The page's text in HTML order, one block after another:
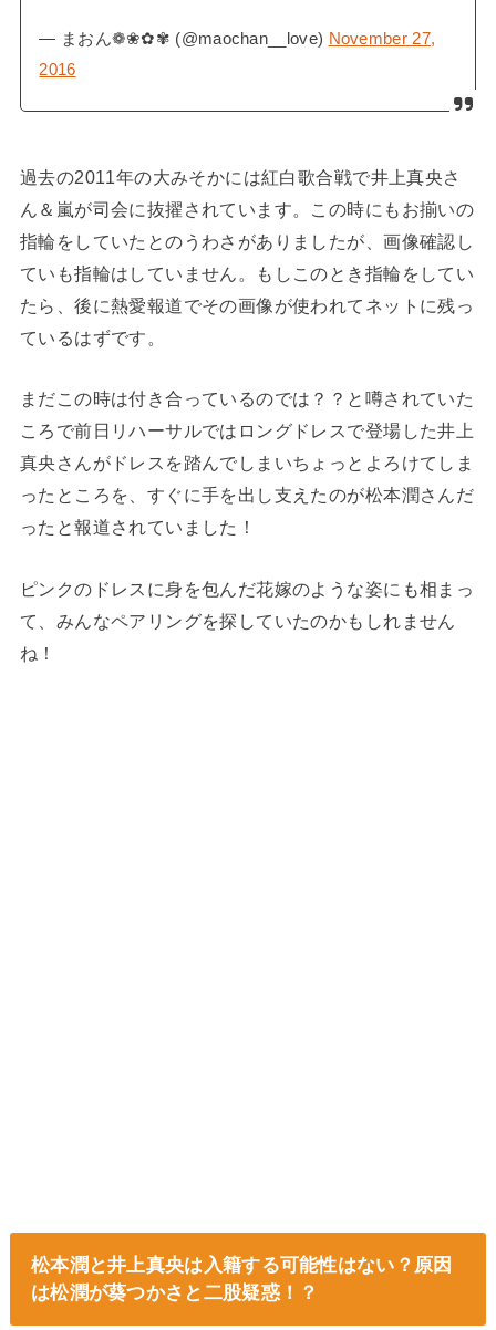
— まおん❁❀✿✾ (@maochan__love) November 27,
2016
過去の2011年の大みそかには紅白歌合戦で井上真央さ
ん＆嵐が司会に抜擢されています。この時にもお揃いの
指輪をしていたとのうわさがありましたが、画像確認し
ていも指輪はしていません。もしこのとき指輪をしてい
たら、後に熱愛報道でその画像が使われてネットに残っ
ているはずです。
まだこの時は付き合っているのでは？？と噂されていた
ころで前日リハーサルではロングドレスで登場した井上
真央さんがドレスを踏んでしまいちょっとよろけてしま
ったところを、すぐに手を出し支えたのが松本潤さんだ
ったと報道されていました！
ピンクのドレスに身を包んだ花嫁のような姿にも相まっ
て、みんなペアリングを探していたのかもしれません
ね！
松本潤と井上真央は入籍する可能性はない？原因
は松潤が葵つかさと二股疑惑！？